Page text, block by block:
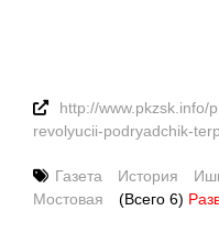
http://www.pkzsk.info/
revolyucii-podryadchik-
Газета История
Мостовая
(Всего 6)